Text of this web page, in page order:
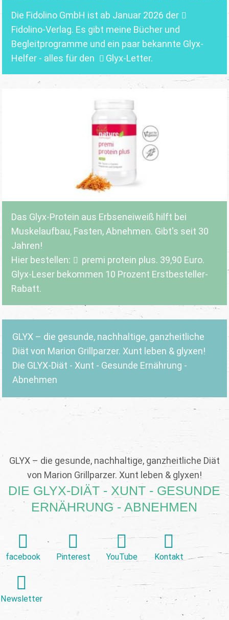
Die Fidolino GmbH ist ab Januar 2026 der
Fidolino-Verlag. Es gibt meine Bücher und
Begleitprogramme und ein paar bekannte Glyx-
Helfer - alles für den
Glyx-Letter.
Das Glyx-Protein aus Erbseneiweiß hilft bei
Muskelaufbau, Fasten, Abnehmen. Gibt's seit 30
Jahren!
Hier bestellen:
premi protein plus. 39,90 Euro.
Glyx-Leser bekommen 10 Prozent Erstbesteller-
Rabatt.
GLYX – die gesunde, nachhaltige, ganzheitliche
Diät von Marion Grillparzer. Xunt leben & glyxen!
Die GLYX-Diät - Xunt - Gesunde Ernährung -
Abnehmen
GLYX – die gesunde, nachhaltige, ganzheitliche Diät
von Marion Grillparzer. Xunt leben & glyxen!
DIE GLYX-DIÄT - XUNT - GESUNDE
ERNÄHRUNG - ABNEHMEN
facebook Pinterest YouTube Kontakt
Newsletter